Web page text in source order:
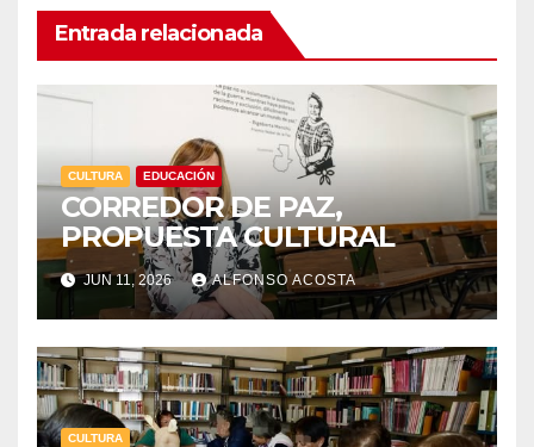
Entrada relacionada
CULTURA EDUCACIÓN
CORREDOR DE PAZ,
PROPUESTA CULTURAL
JUN 11, 2026 ALFONSO ACOSTA
CULTURA